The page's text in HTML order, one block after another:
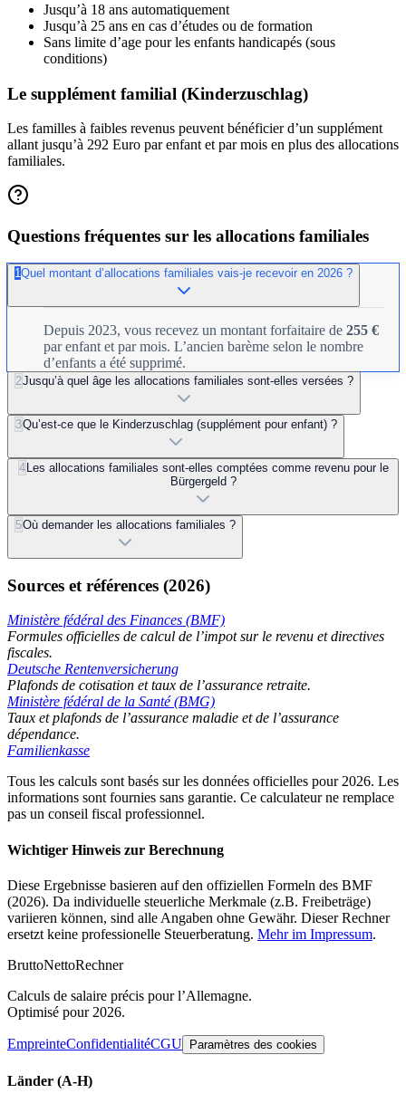
Jusqu’à 18 ans automatiquement
Jusqu’à 25 ans en cas d’études ou de formation
Sans limite d’age pour les enfants handicapés (sous
conditions)
Le supplément familial (Kinderzuschlag)
Les familles à faibles revenus peuvent bénéficier d’un supplément
allant jusqu’à 292 Euro par enfant et par mois en plus des allocations
familiales.
Questions fréquentes sur les allocations familiales
1 Quel montant d’allocations familiales vais-je recevoir en 2026 ?
Depuis 2023, vous recevez un montant forfaitaire de 255 €
par enfant et par mois. L’ancien barème selon le nombre
d’enfants a été supprimé.
2Jusqu’à quel âge les allocations familiales sont-elles versées ?
3Qu’est-ce que le Kinderzuschlag (supplément pour enfant) ?
4 Les allocations familiales sont-elles comptées comme revenu pour le
Bürgergeld ?
5Où demander les allocations familiales ?
Sources et références (2026)
Ministère fédéral des Finances (BMF)
Formules officielles de calcul de l’impot sur le revenu et directives
fiscales.
Deutsche Rentenversicherung
Plafonds de cotisation et taux de l’assurance retraite.
Ministère fédéral de la Santé (BMG)
Taux et plafonds de l’assurance maladie et de l’assurance
dépendance.
Familienkasse
Tous les calculs sont basés sur les données officielles pour 2026. Les
informations sont fournies sans garantie. Ce calculateur ne remplace
pas un conseil fiscal professionnel.
Wichtiger Hinweis zur Berechnung
Diese Ergebnisse basieren auf den offiziellen Formeln des BMF
(2026). Da individuelle steuerliche Merkmale (z.B. Freibeträge)
variieren können, sind alle Angaben ohne Gewähr. Dieser Rechner
ersetzt keine professionelle Steuerberatung. Mehr im Impressum.
BruttoNettoRechner
Calculs de salaire précis pour l’Allemagne.
Optimisé pour 2026.
EmpreinteConfidentialitéCGU Paramètres des cookies
Länder (A-H)